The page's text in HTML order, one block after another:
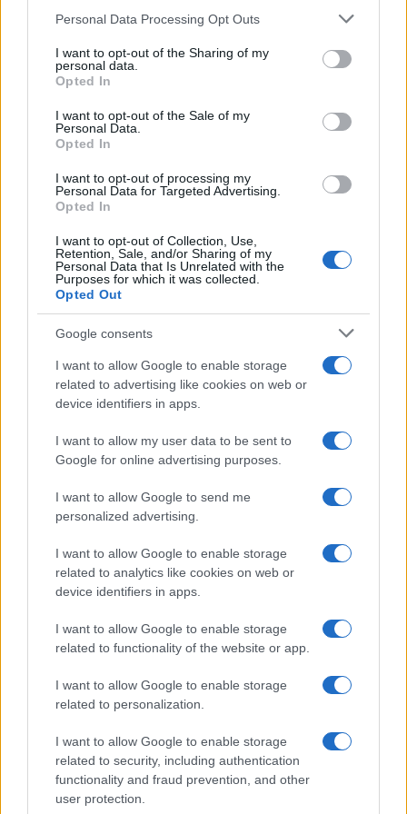
Please note that this website/app uses one or more Google
not limited to your visit or usage behaviour. You may click to
grant or deny consent to Google and its third-party tags to
use your data for below specified purposes in below Google
consent section.
Personal Data Processing Opt Outs
I want to opt-out of the Sharing of my
personal data.
Opted In
I want to opt-out of the Sale of my
Personal Data.
Opted In
I want to opt-out of processing my
Personal Data for Targeted Advertising.
Opted In
I want to opt-out of Collection, Use,
Retention, Sale, and/or Sharing of my
Personal Data that Is Unrelated with the
Purposes for which it was collected.
Opted Out
Google consents
I want to allow Google to enable storage
related to advertising like cookies on web or
device identifiers in apps.
I want to allow my user data to be sent to
Google for online advertising purposes.
I want to allow Google to send me
personalized advertising.
I want to allow Google to enable storage
related to analytics like cookies on web or
device identifiers in apps.
I want to allow Google to enable storage
related to functionality of the website or app.
I want to allow Google to enable storage
related to personalization.
I want to allow Google to enable storage
related to security, including authentication
functionality and fraud prevention, and other
user protection.
elbírálni, amikor pozitív irányba kezd fejlődni.? (Kállai Gyula)
Persze, hiába , mert ?műhelye légüres térben lebeg? (E.
Fehér Pál), s ?az élettől teljesen elszakadva, régi eszmei
tudattal él. Nem a világot, csupán saját emelkedő és
süllyedő vérnyomását látja.? (Király István jelentése a
kommunista aktívának). Ha pedig ugyanazt mondja, amit
Jászi vagy Bibó, ?ott csak a szavak csengenek egybe.?
E folyamatosan kitartott vezérszólam alatt halkabban, ?
ahogy lehet?-hangszereléssel: ?Nem vagyunk olyan
gazdagok, hogy Szabó Lőrinc és Németh László
kemény támadásokat Vas István ezzel a mondattal; s Illyés
is Lukács György pártos haragját, amikor memento gyanánt
emlékeztetett a vérpadon halált halt Chénier-re, akinek
később szobrot emelt a nagy francia forradalomból
hiszen azóta az irodalomtörténet-írás is kanonizálta Vekerdi
László 1957-ben tett megállapítását, hogy a prózaíró
Németh László ?helye a magyar próza két 20. századi
mestere: Krúdy és Móricz mellett van.? ? ?Minden
(Rákos Péter), akinek ?a helyzete azé az előőrsé volt, akit a
saját tüzérség is lő... mert ellenségnek nézték.? (Illyés Gyula)
Ő volt az a ?Hamlet, aki Don Quijote-i kalandokra vállalkozik?
(Szabó Zoltán); ?kegyetlen igazságait Édenalapító szándék
fűtötte? (Illés Endre).?Keleteurópai koncepciója ma is
gondolatébresztő? (Bibó István), és hát ?magyar nyelven
esszét ilyen vibráló magasfeszültségű, fel-felszikrázó
mondatokban még nem írt senki.? (Örkény István)